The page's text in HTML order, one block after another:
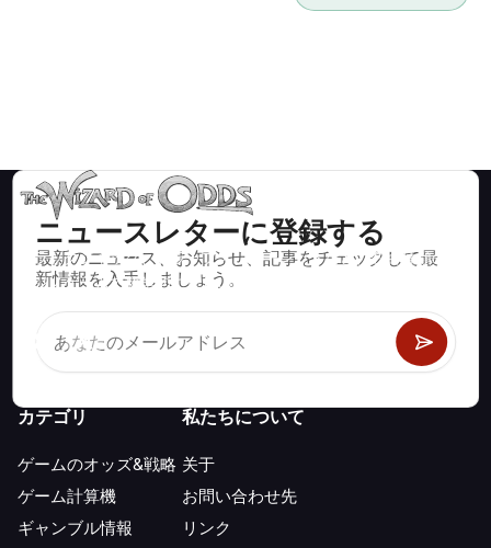
ニュースレターに登録する
最新のニュース、お知らせ、記事をチェックして最
新情報を入手しましょう。
ブラックジャック、クラップス、ルーレットなど、数百種類の
カジノゲームで数学的に正しい戦略と情報。
カテゴリ
ゲームのオッズ&戦略
ゲーム計算機
ギャンブル情報
私たちについて
关于
お問い合わせ先
リンク